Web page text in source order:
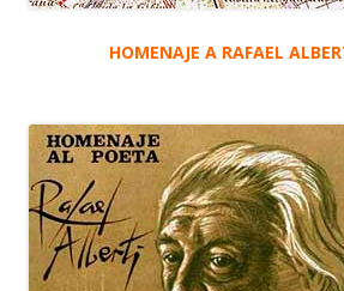
HOMENAJE A RAFAEL